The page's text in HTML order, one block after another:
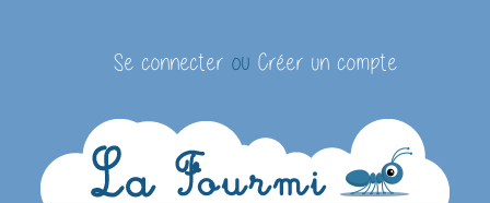
Se connecter ou Créer un compte